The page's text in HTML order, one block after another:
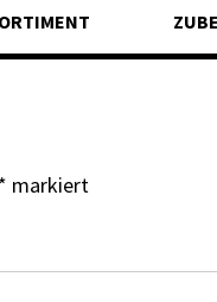
* markiert